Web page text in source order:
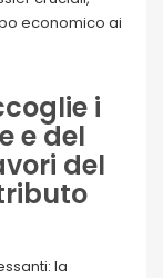
economico ai
i
e del
del
la